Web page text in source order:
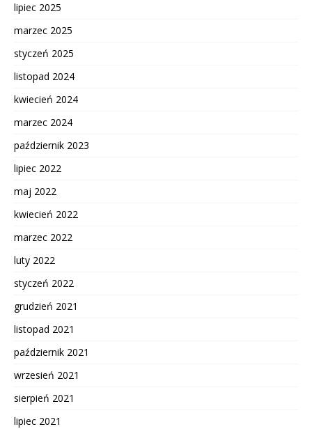
lipiec 2025
marzec 2025
styczeń 2025
listopad 2024
kwiecień 2024
marzec 2024
październik 2023
lipiec 2022
maj 2022
kwiecień 2022
marzec 2022
luty 2022
styczeń 2022
grudzień 2021
listopad 2021
październik 2021
wrzesień 2021
sierpień 2021
lipiec 2021